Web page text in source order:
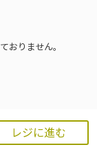
レジに進む
おりません。